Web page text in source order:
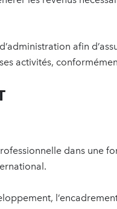
afin
activités,
dans une